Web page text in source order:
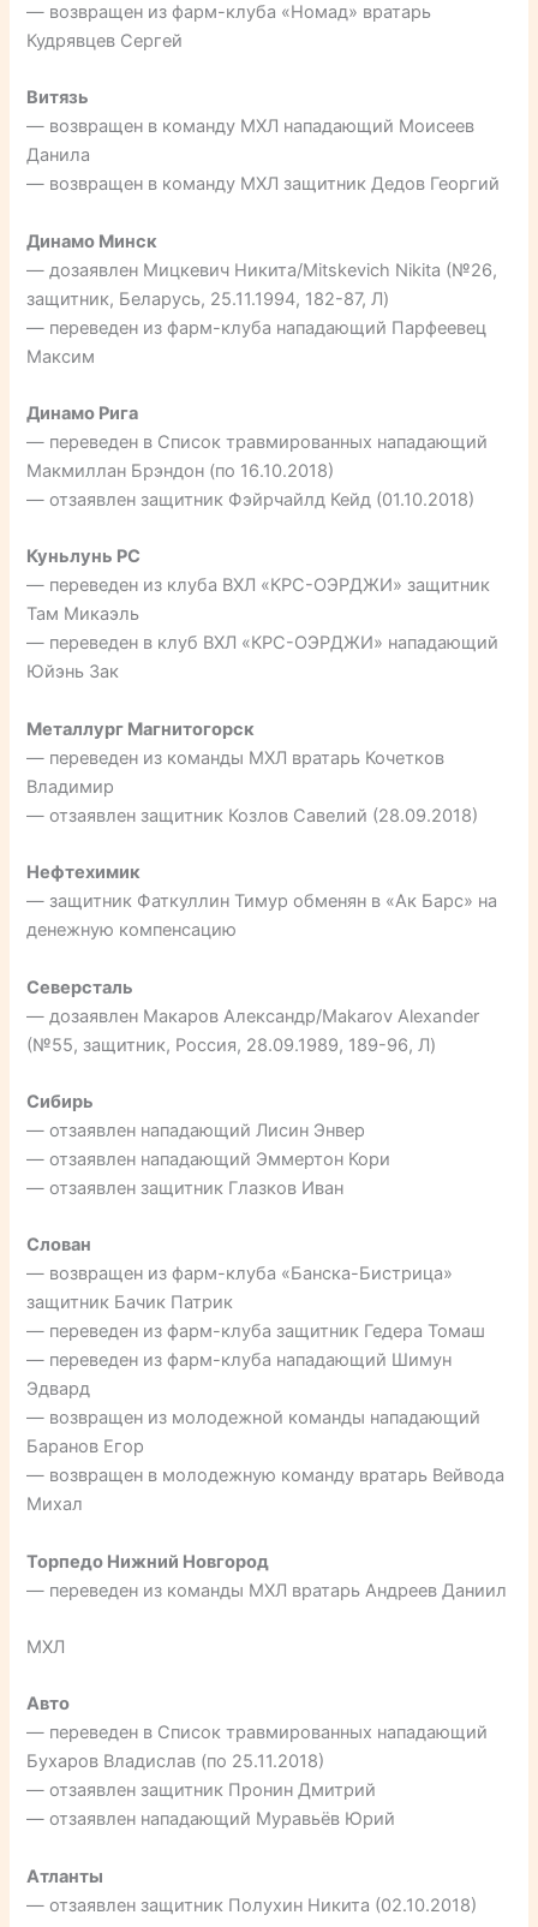
— возвращен из фарм-клуба «Номад» вратарь
Кудрявцев Сергей
Витязь
— возвращен в команду МХЛ нападающий Моисеев
Данила
— возвращен в команду МХЛ защитник Дедов Георгий
Динамо Минск
— дозаявлен Мицкевич Никита/Mitskevich Nikita (№26,
защитник, Беларусь, 25.11.1994, 182-87, Л)
— переведен из фарм-клуба нападающий Парфеевец
Максим
Динамо Рига
— переведен в Список травмированных нападающий
Макмиллан Брэндон (по 16.10.2018)
— отзаявлен защитник Фэйрчайлд Кейд (01.10.2018)
Куньлунь РС
— переведен из клуба ВХЛ «КРС-ОЭРДЖИ» защитник
Там Микаэль
— переведен в клуб ВХЛ «КРС-ОЭРДЖИ» нападающий
Юйэнь Зак
Металлург Магнитогорск
— переведен из команды МХЛ вратарь Кочетков
Владимир
— отзаявлен защитник Козлов Савелий (28.09.2018)
Нефтехимик
— защитник Фаткуллин Тимур обменян в «Ак Барс» на
денежную компенсацию
Северсталь
— дозаявлен Макаров Александр/Makarov Alexander
(№55, защитник, Россия, 28.09.1989, 189-96, Л)
Сибирь
— отзаявлен нападающий Лисин Энвер
— отзаявлен нападающий Эммертон Кори
— отзаявлен защитник Глазков Иван
Слован
— возвращен из фарм-клуба «Банска-Бистрица»
защитник Бачик Патрик
— переведен из фарм-клуба защитник Гедера Томаш
— переведен из фарм-клуба нападающий Шимун
Эдвард
— возвращен из молодежной команды нападающий
Баранов Егор
— возвращен в молодежную команду вратарь Вейвода
Михал
Торпедо Нижний Новгород
— переведен из команды МХЛ вратарь Андреев Даниил
МХЛ
Авто
— переведен в Список травмированных нападающий
Бухаров Владислав (по 25.11.2018)
— отзаявлен защитник Пронин Дмитрий
— отзаявлен нападающий Муравьёв Юрий
Атланты
— отзаявлен защитник Полухин Никита (02.10.2018)